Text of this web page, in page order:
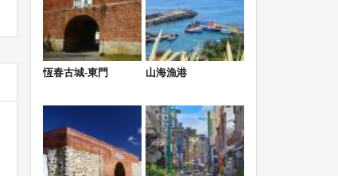
恆春古城-東門 山海漁港